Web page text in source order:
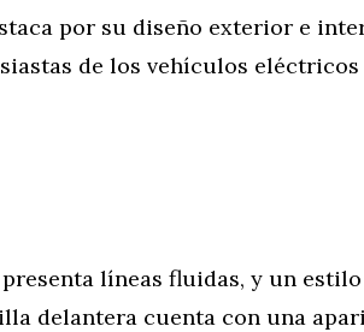
por su diseño exterior e
de los vehículos
líneas fluidas, y un
delantera cuenta con una